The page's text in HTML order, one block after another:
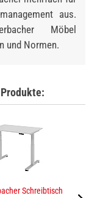
aus.
Möbel
und Normen.
Schreibtisch